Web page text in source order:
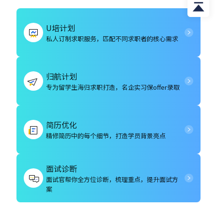
U培计划
私人订制求职服务，匹配不同求职者的核心需求
归航计划
专为留学生海归求职打造，名企实习保offer录取
简历优化
精修简历中的每个细节，打造学员背景亮点
面试诊断
面试官帮你全方位诊断，梳理重点，提升面试方
案